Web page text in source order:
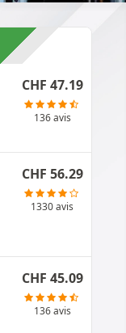
CHF 47.19
136 avis
CHF 56.29
1330 avis
CHF 45.09
136 avis